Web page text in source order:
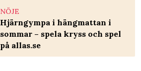
NÖJE
Hjärngympa i hängmattan i
sommar – spela kryss och spel
på allas.se